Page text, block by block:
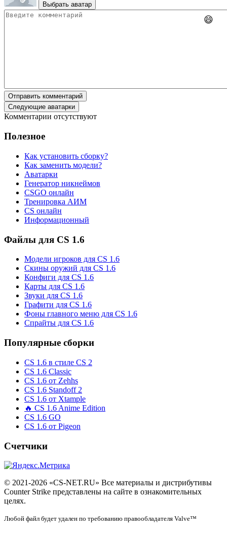
Выбрать аватар
😄
Отправить комментарий
Следующие аватарки
Комментарии отсутствуют
Полезное
Как установить сборку?
Как заменить модели?
Аватарки
Генератор никнеймов
CSGO онлайн
Тренировка АИМ
CS онлайн
Информационный
Файлы для CS 1.6
Модели игроков для CS 1.6
Скины оружий для CS 1.6
Конфиги для CS 1.6
Карты для CS 1.6
Звуки для CS 1.6
Графити для CS 1.6
Фоны главного меню для CS 1.6
Спрайты для CS 1.6
Популярные сборки
CS 1.6 в стиле CS 2
CS 1.6 Classic
CS 1.6 от Zehhs
CS 1.6 Standoff 2
CS 1.6 от Xtample
🔥 CS 1.6 Anime Edition
CS 1.6 GO
CS 1.6 от Pigeon
Счетчики
© 2021-2026 «CS-NET.RU» Все материалы и дистрибутивы
Counter Strike представлены на сайте в ознакомительных
целях.
Любой файл будет удален по требованию правообладателя Valve™